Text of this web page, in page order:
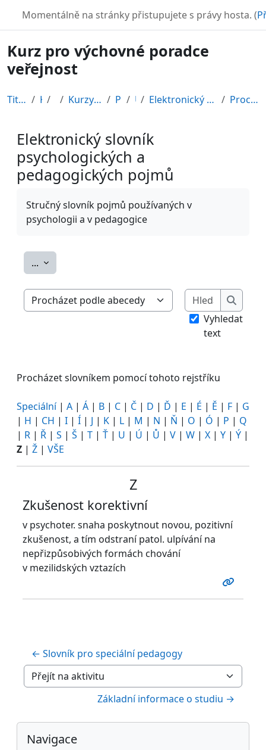
TURBO
Momentálně na stránky přistupujete s právy hosta. (
Kurz pro výchovné poradce
veřejnost
Titulní stránka Kurzy CDV Kurzy připravené v rámci ESF POR12_1 Úvod Elektronický slovník psychologických a pedagogický... Procházet podle abecedy
Elektronický slovník
psychologických a
pedagogických pojmů
Stručný slovník pojmů používaných v
psychologii a v pedagogice
... Exportovat položky
Procházet slovníkem pomocí tohoto rejstříku
Hledat
Hledat
Vyhledat
text
Procházet slovníkem pomocí tohoto rejstříku
Speciální| A | Á | B | C | Č | D | Ď | E | É | Ě | F | G
| H | CH | I | Í | J | K | L | M | N | Ň | O | Ó | P | Q
| R | Ř | S | Š | T | Ť | U | Ú | Ů | V | W | X | Y | Ý |
Z | Ž | VŠE
Z
Zkušenost korektivní
v psychoter. snaha poskytnout novou, pozitivní
zkušenost, a tím odstraní patol. ulpívání na
nepřizpůsobivých formách chování
v mezilidských vztazích
← Slovník pro speciální pedagogy
Přejít na aktivitu
Základní informace o studiu →
Bloky
Přeskočit: Navigace
Navigace